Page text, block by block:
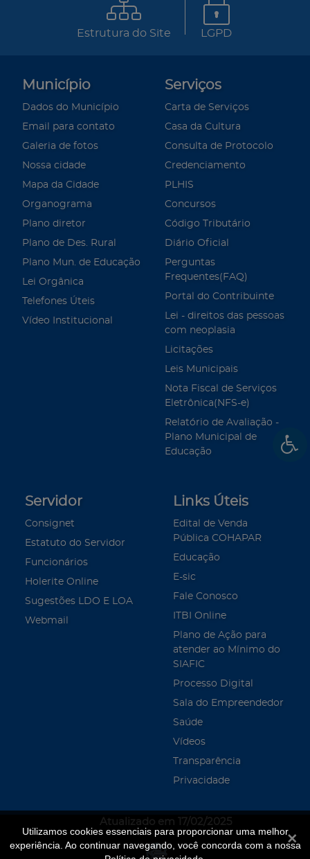
Utilizamos cookies essenciais para proporcionar uma melhor
experiência. Ao continuar navegando, você concorda com a nossa
Estrutura do Site LGPD
Município
Dados do Município
Email para contato
Galeria de fotos
Nossa cidade
Mapa da Cidade
Organograma
Plano diretor
Plano de Des. Rural
Plano Mun. de Educação
Lei Orgânica
Telefones Úteis
Vídeo Institucional
Serviços
Carta de Serviços
Casa da Cultura
Consulta de Protocolo
Credenciamento
PLHIS
Concursos
Código Tributário
Diário Oficial
Perguntas
Frequentes(FAQ)
Portal do Contribuinte
Lei - direitos das pessoas
com neoplasia
Licitações
Leis Municipais
Nota Fiscal de Serviços
Eletrônica(NFS-e)
Relatório de Avaliação -
Plano Municipal de
Educação
Servidor
Consignet
Estatuto do Servidor
Funcionários
Holerite Online
Sugestões LDO E LOA
Webmail
Links Úteis
Edital de Venda
Pública COHAPAR
Educação
E-sic
Fale Conosco
ITBI Online
Plano de Ação para
atender ao Mínimo do
SIAFIC
Processo Digital
Sala do Empreendedor
Saúde
Vídeos
Transparência
Privacidade
Atualizado em 17/02/2025